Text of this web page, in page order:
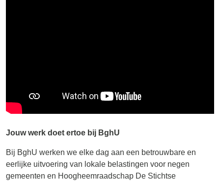
Jouw werk doet ertoe bij BghU
Bij BghU werken we elke dag aan een betrouwbare en
eerlijke uitvoering van lokale belastingen voor negen
gemeenten en Hoogheemraadschap De Stichtse